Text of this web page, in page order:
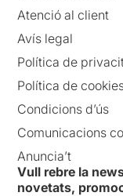
Atenció al client
Avís legal
Política de
Política de
Condicions d’ús
Comunicacions
Anuncia’t
Vull rebre la
novetats,